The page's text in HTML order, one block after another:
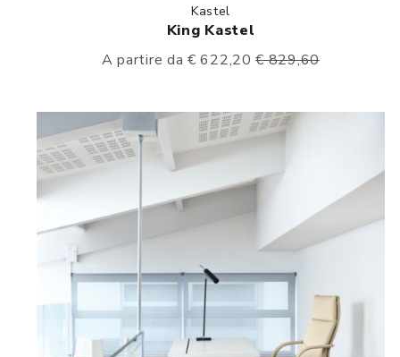
Kastel
King Kastel
A partire da € 622,20€ 829,60